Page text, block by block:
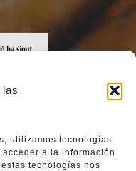
utilizamos tecnologías
a la información
tecnologías nos